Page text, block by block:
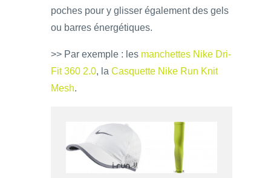
poches pour y glisser également des gels
ou barres énergétiques.
>> Par exemple : les manchettes Nike Dri-
Fit 360 2.0, la Casquette Nike Run Knit
Mesh.